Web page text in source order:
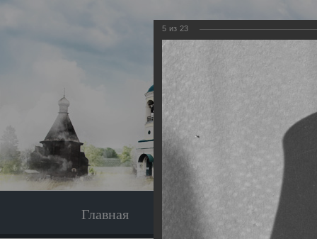
Главная Экскурсия
5 из 23